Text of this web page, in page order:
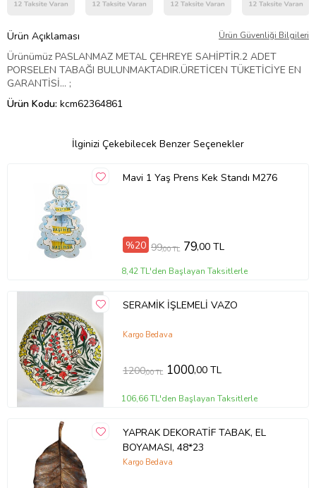
Ürün Açıklaması Ürün Güvenliği Bilgileri
Ürünümüz PASLANMAZ METAL ÇEHREYE SAHİPTİR.2 ADET
PORSELEN TABAĞI BULUNMAKTADIR.ÜRETİCEN TÜKETİCİYE EN
GARANTİSİ... ;
Ürün Kodu: kcm62364861
İlginizi Çekebilecek Benzer Seçenekler
Mavi 1 Yaş Prens Kek Standı M276
%20 99,00 TL 79,00 TL
8,42 TL'den Başlayan Taksitlerle
SERAMİK İŞLEMELİ VAZO
Kargo Bedava
1200,00 TL 1000,00 TL
106,66 TL'den Başlayan Taksitlerle
YAPRAK DEKORATİF TABAK, EL
BOYAMASI, 48*23
Kargo Bedava